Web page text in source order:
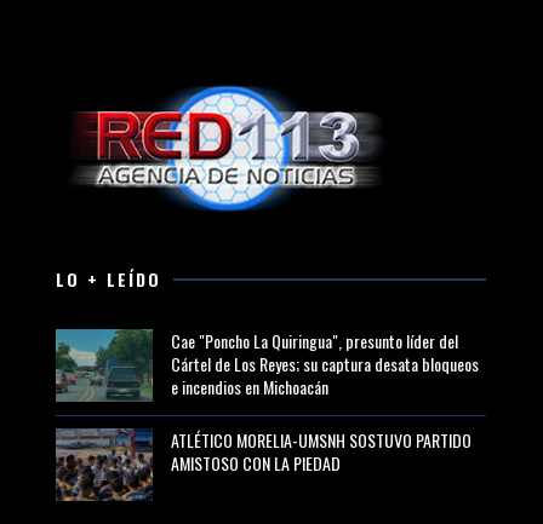
LO + LEÍDO
Cae "Poncho La Quiringua", presunto líder del
Cártel de Los Reyes; su captura desata bloqueos
e incendios en Michoacán
ATLÉTICO MORELIA-UMSNH SOSTUVO PARTIDO
AMISTOSO CON LA PIEDAD